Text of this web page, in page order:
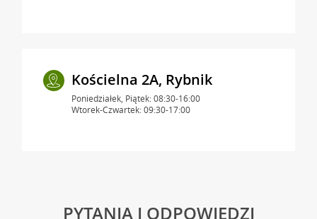
Kościelna 2A, Rybnik
Poniedziałek, Piątek: 08:30-16:00
Wtorek-Czwartek: 09:30-17:00
PYTANIA I ODPOWIEDZI